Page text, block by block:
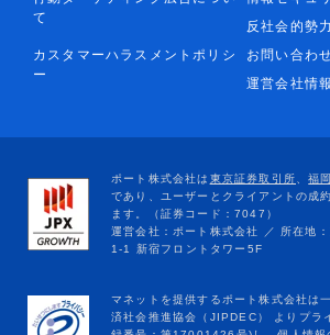
て
反社会的勢
カスタマーハラスメントポリシ
ー
お問い合わ
運営会社情報